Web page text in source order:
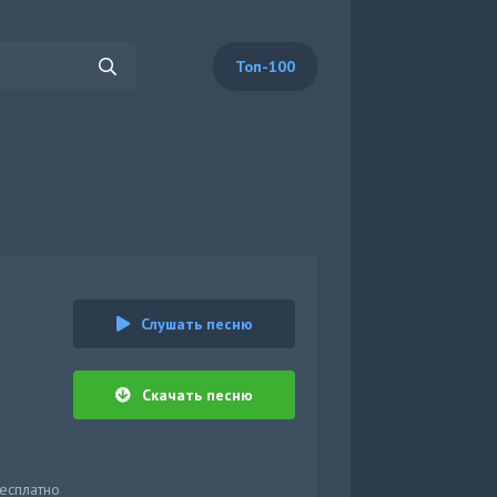
Топ-100
Слушать песню
Скачать песню